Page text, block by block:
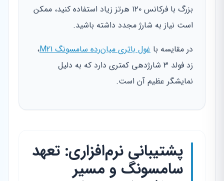
بزرگ با فرکانس ۱۲۰ هرتز زیاد استفاده کنید، ممکن
است نیاز به شارژ مجدد داشته باشید.
در مقایسه با غول باتری میان‌رده سامسونگ M21
،
زد فولد ۳ شارژدهی کمتری دارد که به دلیل
نمایشگر عظیم آن است.
پشتیبانی نرم‌افزاری: تعهد
سامسونگ و مسیر